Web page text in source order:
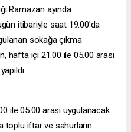
Ramazan ayında
itibariyle saat 19.00'da
sokağa çıkma
hafta içi 21.00 ile 05.00 arası
ile 05.00 arası uygulanacak
toplu iftar ve sahurların